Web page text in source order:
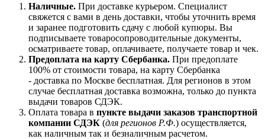
Наличные. При доставке курьером. Специалист
свяжется с вами в день доставки, чтобы уточнить время
и заранее подготовить сдачу с любой купюры. Вы
подписываете товаросопроводительные документы,
осматриваете товар, оплачиваете, получаете товар и чек.
Предоплата на карту Сбербанка. При предоплате
100% от стоимости товара, на карту Сбербанка
- доставка по Москве бесплатная. Для регионов в этом
случае бесплатная доставка возможна, только до пункта
выдачи товаров СДЭК.
Оплата товара в пункте выдачи заказов транспортной
компании СДЭК (для регионов Р.Ф.) осуществляется,
как наличным так и безналичным расчетом.